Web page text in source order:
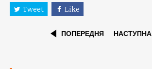
Tweet Like
ПОПЕРЕДНЯ НАСТУПНА